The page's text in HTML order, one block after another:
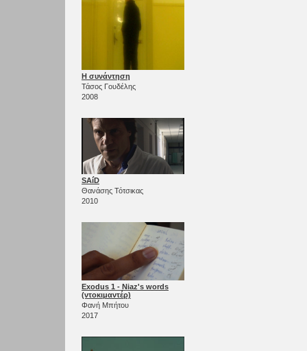
Η συνάντηση
Τάσος Γουδέλης
2008
SAíD
Θανάσης Τότσικας
2010
Exodus 1 - Niaz's words
(ντοκιμαντέρ)
Φανή Μπήτου
2017